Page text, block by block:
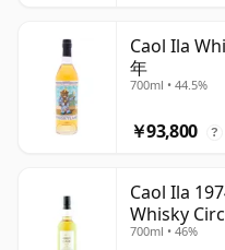
Caol Ila
年
700ml • 44.5%
￥93,800 ?
Caol Ila
Whisky
700ml • 46%